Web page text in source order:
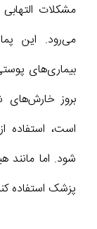
مشکلات
می‌رود. این
بیماری‌های
بروز خارش‌های
است، استفاده
شود. اما مانند
پزشک استفاده